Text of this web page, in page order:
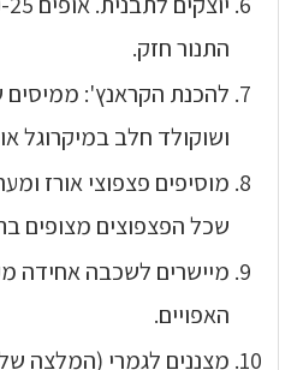
התנור חזק.
להכנת הקראנץ': ממיסים
ושוקולד חלב במיקרוגל
מוסיפים פצפוצי אורז
שכל הפצפוצים מצופים
מיישרים לשכבה אחידה
האפויים.
מצננים לגמרי (המלצה